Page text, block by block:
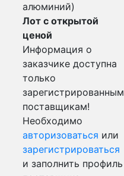
алюминий)
Лот с открытой
ценой
Информация о
заказчике доступна
только
зарегистрированным
поставщикам!
Необходимо
авторизоваться или
зарегистрироваться
и заполнить профиль